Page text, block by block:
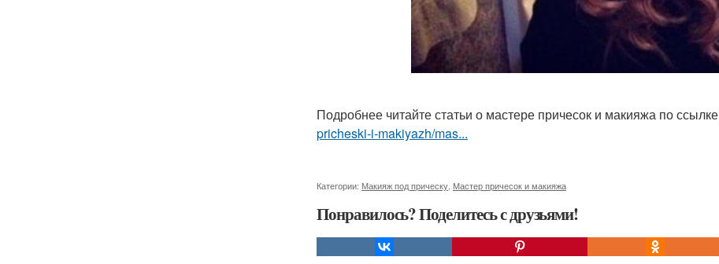
Подробнее читайте статьи о мастере причесок и макияжа по ссылке
pricheski-i-makiyazh/mas...
Категории: Макияж под прическу Мастер причесок и макияжа
Понравилось? Поделитесь с друзьями!